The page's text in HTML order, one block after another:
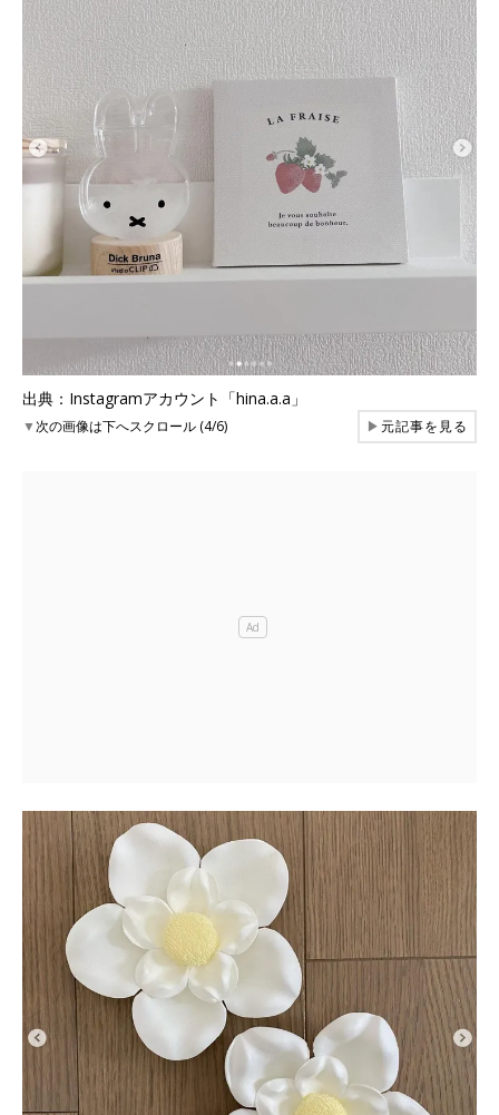
出典：Instagramアカウント「hina.a.a」
▼次の画像は下へスクロール (4/6) ▶元記事を見る